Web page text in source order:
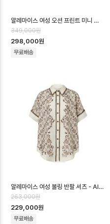
알레마이스 여성 오션 프린트 미니 드레스 - Alémais Womens Ocean Prin…
349,000원
298,000원
무료배송
알레마이스 여성 볼링 반팔 셔츠 - Alémais Womens Bowling Shirt -…
263,000원
229,000원
무료배송